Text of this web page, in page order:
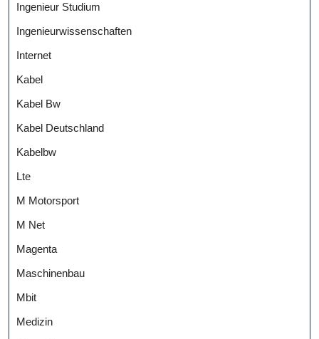
Ingenieur Studium
Ingenieurwissenschaften
Internet
Kabel
Kabel Bw
Kabel Deutschland
Kabelbw
Lte
M Motorsport
M Net
Magenta
Maschinenbau
Mbit
Medizin